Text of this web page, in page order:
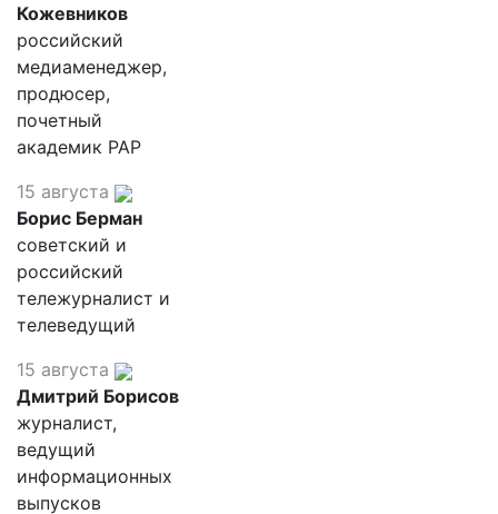
Кожевников
российский
медиаменеджер,
продюсер,
почетный
академик РАР
15 августа
Борис Берман
советский и
российский
тележурналист и
телеведущий
15 августа
Дмитрий Борисов
журналист,
ведущий
информационных
выпусков